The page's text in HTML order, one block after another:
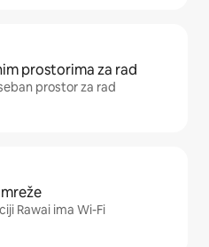
prostorima za rad
prostor za rad
Rawai ima Wi-Fi